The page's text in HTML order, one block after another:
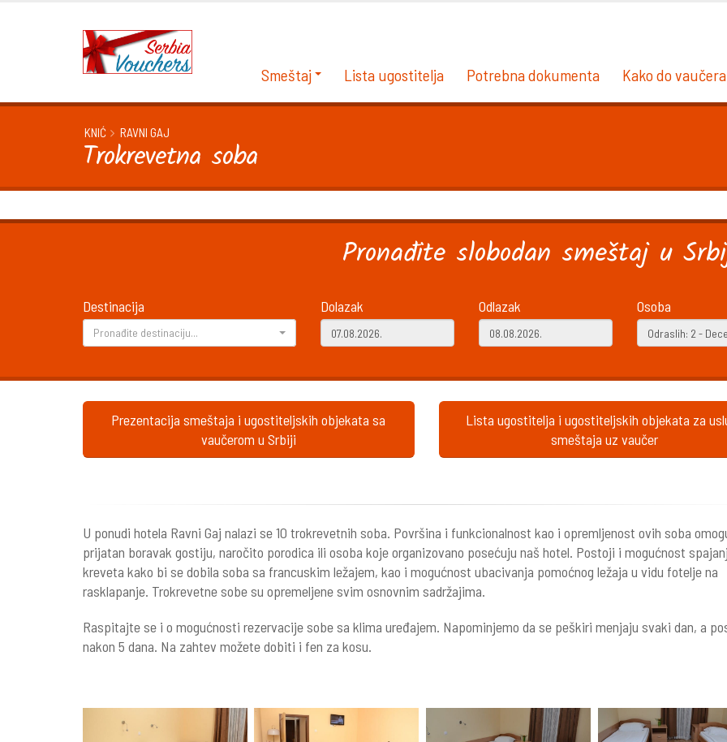
Smeštaj Lista ugostitelja Potrebna dokumenta Kako do vaučera
KNIĆ RAVNI GAJ
Trokrevetna soba
Pronađite slobodan smeštaj u
Destinacija
Pronađite destinaciju...
Dolazak Odlazak Osoba
Prezentacija smeštaja i ugostiteljskih objekata sa
vaučerom u Srbiji
Lista ugostitelja i ugostiteljskih objekata za
smeštaja uz vaučer
U ponudi hotela Ravni Gaj nalazi se 10 trokrevetnih soba. Površina i funkcionalnost kao i opremljenost ovih soba
prijatan boravak gostiju, naročito porodica ili osoba koje organizovano posećuju naš hotel. Postoji i mogućnost
kreveta kako bi se dobila soba sa francuskim ležajem, kao i mogućnost ubacivanja pomoćnog ležaja u vidu fotelje na
rasklapanje. Trokrevetne sobe su opremeljene svim osnovnim sadržajima.
Raspitajte se i o mogućnosti rezervacije sobe sa klima uređajem. Napominjemo da se peškiri menjaju svaki dan, a
nakon 5 dana. Na zahtev možete dobiti i fen za kosu.